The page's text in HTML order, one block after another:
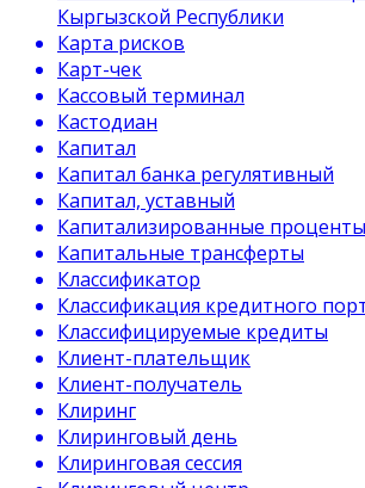
Кыргызской Республики
Карта рисков
Карт-чек
Кассовый терминал
Кастодиан
Капитал
Капитал банка регулятивный
Капитал, уставный
Капитализированные проценты
Капитальные трансферты
Классификатор
Классификация кредитного
Классифицируемые кредиты
Клиент-плательщик
Клиент-получатель
Клиринг
Клиринговый день
Клиринговая сессия